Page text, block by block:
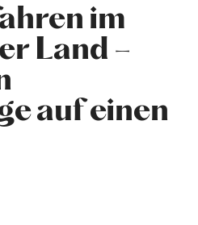
im
Land –
auf einen